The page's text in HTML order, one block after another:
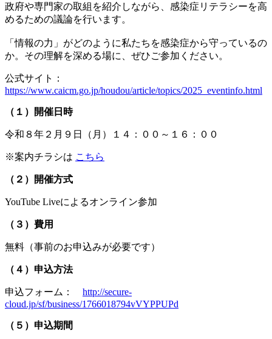
政府や専門家の取組を紹介しながら、感染症リテラシーを高
めるための議論を行います。
「情報の力」がどのように私たちを感染症から守っているの
か。その理解を深める場に、ぜひご参加ください。
公式サイト：
https://www.caicm.go.jp/houdou/article/topics/2025_eventinfo.html
（１）開催日時
令和８年２月９日（月）１４：００～１６：００
※案内チラシは こちら
（２）開催方式
YouTube Liveによるオンライン参加
（３）費用
無料（事前のお申込みが必要です）
（４）申込方法
申込フォーム： http://secure-
cloud.jp/sf/business/1766018794vVYPPUPd
（５）申込期間